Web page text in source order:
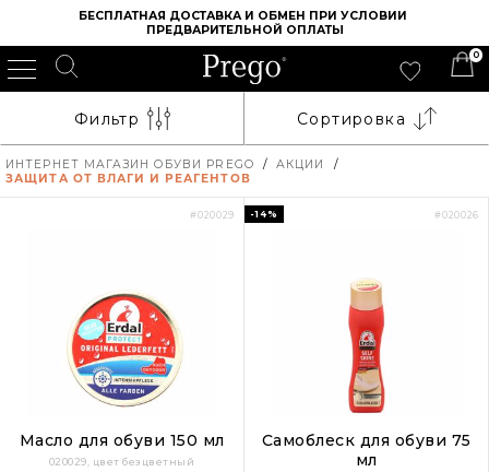
БЕСПЛАТНАЯ ДОСТАВКА И ОБМЕН ПРИ УСЛОВИИ
ПРЕДВАРИТЕЛЬНОЙ ОПЛАТЫ
0
Фильтр Сортировка
ИНТЕРНЕТ МАГАЗИН ОБУВИ PREGO / АКЦИИ
/
ЗАЩИТА ОТ ВЛАГИ И РЕАГЕНТОВ
#020029
Масло для обуви 150 мл
020029, цвет безцветный
#020026
-14%
Самоблеск для обуви 75
мл